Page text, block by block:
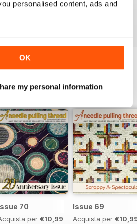
personalised content, ads and
OK
my personal information
Visualizza tutti
70
per €10,99
Issue 69
Acquista per